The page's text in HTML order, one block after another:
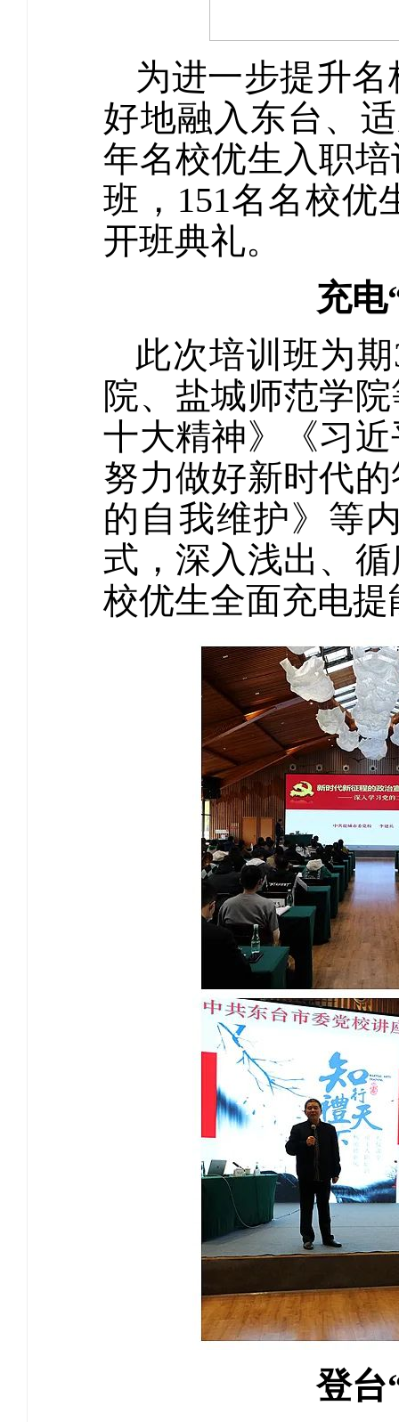
为进一步提升
好地融入东台、
年名校优生入职
班，151名名校优
开班典礼。
充电
此次培训班为
院、盐城师范学
十大精神》《习
努力做好新时代
的自我维护》等
式，深入浅出、
校优生全面充电提
登台